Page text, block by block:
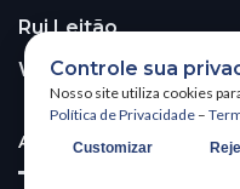
Rui Leitão
Walter Santos
ASSINE A NOSSA
Controle sua
Nosso site utiliza cookies
Política de Privacidade –
Customizar